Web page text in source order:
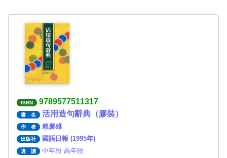
ISBN 9789577511317
書 名 活用造句辭典（膠裝）
作 者 賴慶雄
出版社 國語日報 (1995年)
適 讀 中年段 高年段